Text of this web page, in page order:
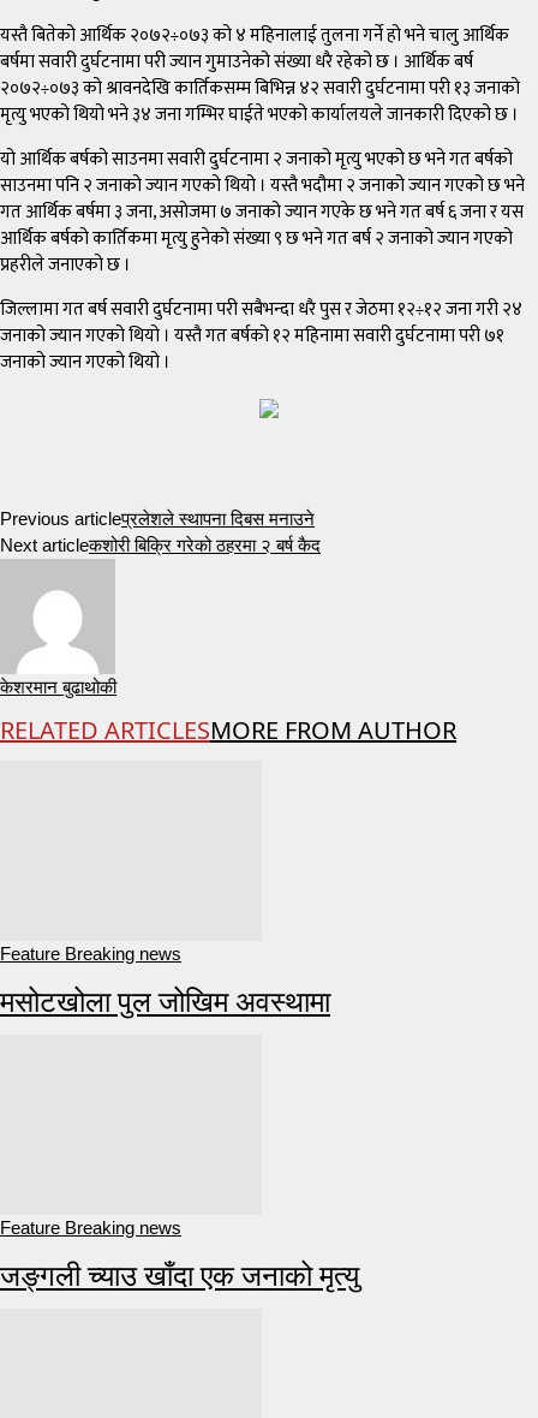
यस्तै बितेको आर्थिक २०७२÷०७३ को ४ महिनालाई तुलना गर्ने हो भने चालु आर्थिक
बर्षमा सवारी दुर्घटनामा परी ज्यान गुमाउनेको संख्या धरै रहेको छ । आर्थिक बर्ष
२०७२÷०७३ को श्रावनदेखि कार्तिकसम्म बिभिन्न ४२ सवारी दुर्घटनामा परी १३ जनाको
मृत्यु भएको थियो भने ३४ जना गम्भिर घाईते भएको कार्यालयले जानकारी दिएको छ ।
यो आर्थिक बर्षको साउनमा सवारी दुर्घटनामा २ जनाको मृत्यु भएको छ भने गत बर्षको
साउनमा पनि २ जनाको ज्यान गएको थियो । यस्तै भदौमा २ जनाको ज्यान गएको छ भने
गत आर्थिक बर्षमा ३ जना, असोजमा ७ जनाको ज्यान गएके छ भने गत बर्ष ६ जना र यस
आर्थिक बर्षको कार्तिकमा मृत्यु हुनेको संख्या ९ छ भने गत बर्ष २ जनाको ज्यान गएको
प्रहरीले जनाएको छ ।
जिल्लामा गत बर्ष सवारी दुर्घटनामा परी सबैभन्दा धरै पुस र जेठमा १२÷१२ जना गरी २४
जनाको ज्यान गएको थियो । यस्तै गत बर्षको १२ महिनामा सवारी दुर्घटनामा परी ७१
जनाको ज्यान गएको थियो ।
Previous articleप्रलेशले स्थापना दिबस मनाउने
Next articleकशोरी बिक्रि गरेको ठहरमा २ बर्ष कैद
केशरमान बुढाथोकी
RELATED ARTICLESMORE FROM AUTHOR
Feature Breaking news
मसोटखोला पुल जोखिम अवस्थामा
Feature Breaking news
जङ्गली च्याउ खाँदा एक जनाको मृत्यु